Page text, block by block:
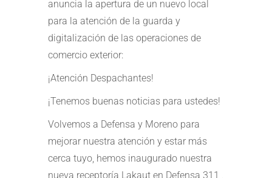
anuncia la apertura de un nuevo local
para la atención de la guarda y
digitalización de las operaciones de
comercio exterior:
¡Atención Despachantes!
¡Tenemos buenas noticias para ustedes!
Volvemos a Defensa y Moreno para
mejorar nuestra atención y estar más
cerca tuyo, hemos inaugurado nuestra
nueva receptoría Lakaut en Defensa 311 ,